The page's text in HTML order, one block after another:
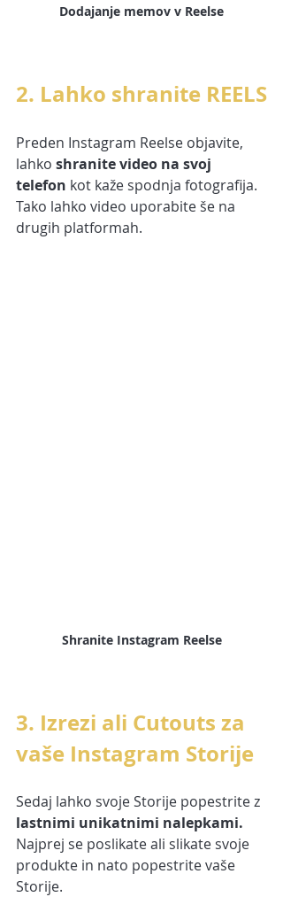
Dodajanje memov v Reelse
2. Lahko shranite REELS
Preden Instagram Reelse objavite,
lahko shranite video na svoj
telefon kot kaže spodnja fotografija.
Tako lahko video uporabite še na
drugih platformah.
Shranite Instagram Reelse
3. Izrezi ali Cutouts za
vaše Instagram Storije
Sedaj lahko svoje Storije popestrite z
lastnimi unikatnimi nalepkami.
Najprej se poslikate ali slikate svoje
produkte in nato popestrite vaše
Storije.